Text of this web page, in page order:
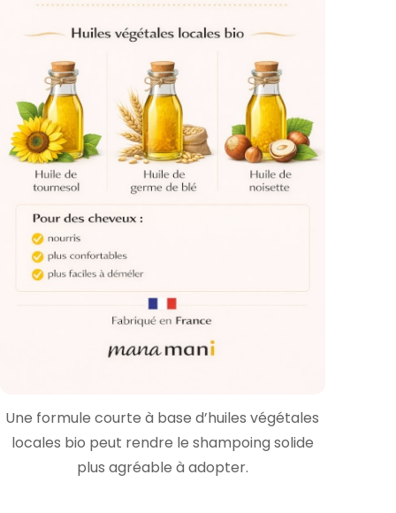
Une formule courte à base d’huiles végétales
locales bio peut rendre le shampoing solide
plus agréable à adopter.